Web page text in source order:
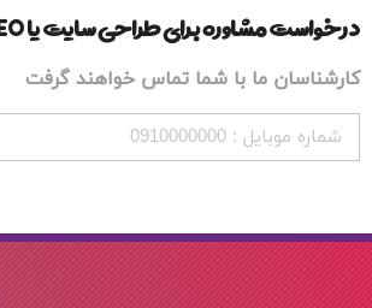
درخواست مشاوره برای طراحی سایت یا SEO
کارشناسان ما با شما تماس خواهند گرفت